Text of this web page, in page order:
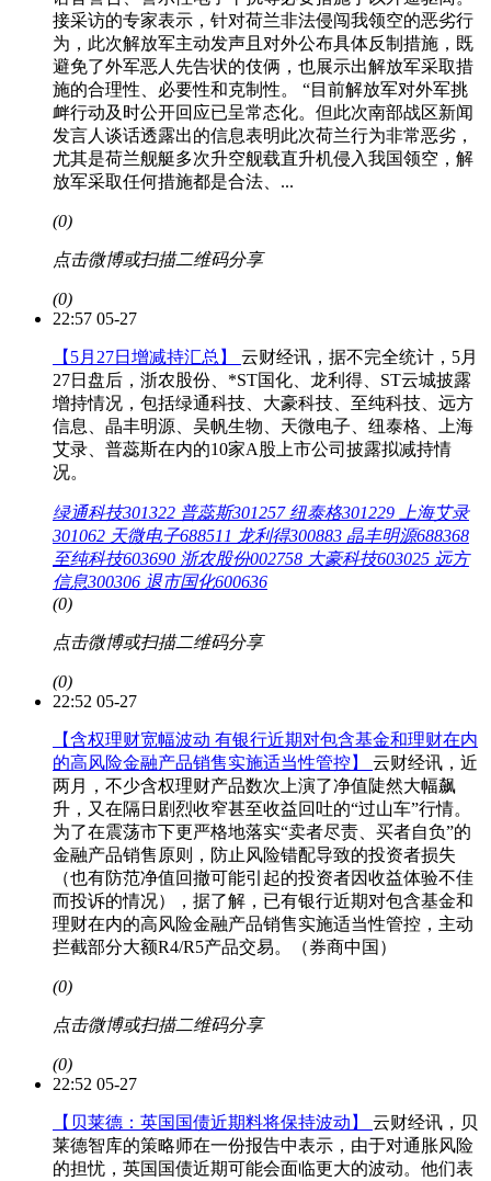
接采访的专家表示，针对荷兰非法侵闯我领空的恶劣行
为，此次解放军主动发声且对外公布具体反制措施，既
避免了外军恶人先告状的伎俩，也展示出解放军采取措
施的合理性、必要性和克制性。 “目前解放军对外军挑
衅行动及时公开回应已呈常态化。但此次南部战区新闻
发言人谈话透露出的信息表明此次荷兰行为非常恶劣，
尤其是荷兰舰艇多次升空舰载直升机侵入我国领空，解
放军采取任何措施都是合法、...
(0)
点击微博或扫描二维码分享
(0)
22:57 05-27
【5月27日增减持汇总】 云财经讯，据不完全统计，5月
27日盘后，浙农股份、*ST国化、龙利得、ST云城披露
增持情况，包括绿通科技、大豪科技、至纯科技、远方
信息、晶丰明源、吴帆生物、天微电子、纽泰格、上海
艾录、普蕊斯在内的10家A股上市公司披露拟减持情
况。
绿通科技301322 普蕊斯301257 纽泰格301229
上海艾录
301062 天微电子688511 龙利得300883 晶丰明源688368
至纯科技603690 浙农股份002758 大豪科技603025 远方
信息300306 退市国化600636
(0)
点击微博或扫描二维码分享
(0)
22:52 05-27
【含权理财宽幅波动 有银行近期对包含基金和理财在内
的高风险金融产品销售实施适当性管控】 云财经讯，近
两月，不少含权理财产品数次上演了净值陡然大幅飙
升，又在隔日剧烈收窄甚至收益回吐的“过山车”行情。
为了在震荡市下更严格地落实“‌卖者尽责、买者自负‌”的
金融产品销售原则，防止风险错配导致的投资者损失
（也有防范净值回撤可能引起的投资者因收益体验不佳
而投诉的情况），据了解，已有银行近期对包含基金和
理财在内的高风险金融产品销售实施适当性管控，主动
拦截部分大额R4/R5产品交易。（券商中国）
(0)
点击微博或扫描二维码分享
(0)
22:52 05-27
【贝莱德：英国国债近期料将保持波动】 云财经讯，贝
莱德智库的策略师在一份报告中表示，由于对通胀风险
的担忧，英国国债近期可能会面临更大的波动。他们表